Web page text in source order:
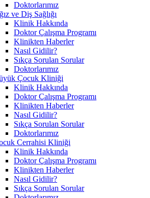
Doktorlarımız
ve Diş Sağlığı
Klinik Hakkında
Doktor Çalışma Programı
Klinikten Haberler
Nasıl Gidilir?
Sıkça Sorulan Sorular
Doktorlarımız
Çocuk Kliniği
Klinik Hakkında
Doktor Çalışma Programı
Klinikten Haberler
Nasıl Gidilir?
Sıkça Sorulan Sorular
Doktorlarımız
Cerrahisi Kliniği
Klinik Hakkında
Doktor Çalışma Programı
Klinikten Haberler
Nasıl Gidilir?
Sıkça Sorulan Sorular